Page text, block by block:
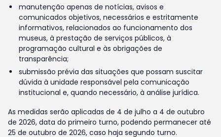
manutenção apenas de notícias, avisos e
comunicados objetivos, necessários e estritamente
informativos, relacionados ao funcionamento dos
museus, à prestação de serviços públicos, à
programação cultural e às obrigações de
transparência;
submissão prévia das situações que possam suscitar
dúvida à unidade responsável pela comunicação
institucional e, quando necessário, à análise jurídica.
As medidas serão aplicadas de 4 de julho a 4 de outubro
de 2026, data do primeiro turno, podendo permanecer até
25 de outubro de 2026, caso haja segundo turno.